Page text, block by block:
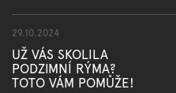
29.10.2024
UŽ VÁS SKOLILA
PODZIMNÍ RÝMA?
TOTO VÁM POMŮŽE!